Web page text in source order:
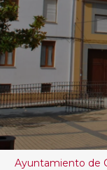
Ayuntamiento de